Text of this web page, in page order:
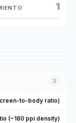
1
3
to-body ratio)
(~180 ppi density)